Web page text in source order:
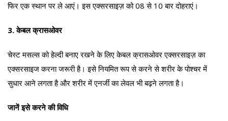
फिर एक स्थान पर ले आएं। इस एक्सरसाइज़ को 08 से 10 बार दोहराएं।
3. केबल क्रासओवर
चेस्ट मसल्स को हेल्दी बनाए रखने के लिए केबल क्रासओवर एक्सरसाइज़ का
एक्सरसाइज करना जरूरी है। इसे नियमित रूप से करने से शरीर के पोश्चर में
सुधार आने लगता है और शरीर में एनर्जी का लेवल भी बढ़ने लगता है।
जानें इसे करने की विधि